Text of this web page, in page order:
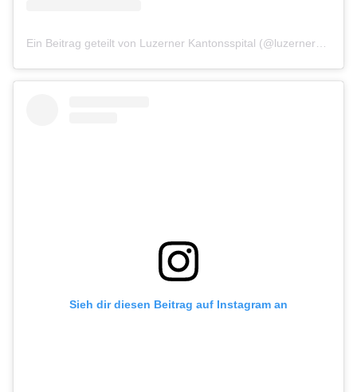
Sieh dir diesen Beitrag auf Instagram an